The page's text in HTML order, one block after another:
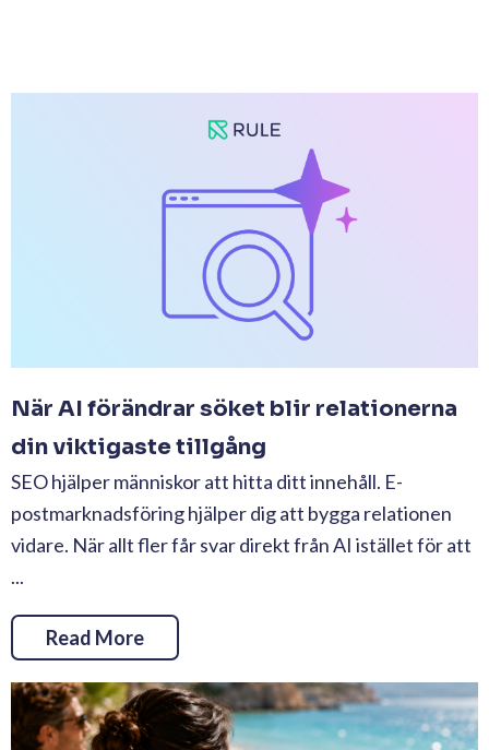
När AI förändrar söket blir relationerna
din viktigaste tillgång
SEO hjälper människor att hitta ditt innehåll. E-
postmarknadsföring hjälper dig att bygga relationen
vidare. När allt fler får svar direkt från AI istället för att
...
Read More